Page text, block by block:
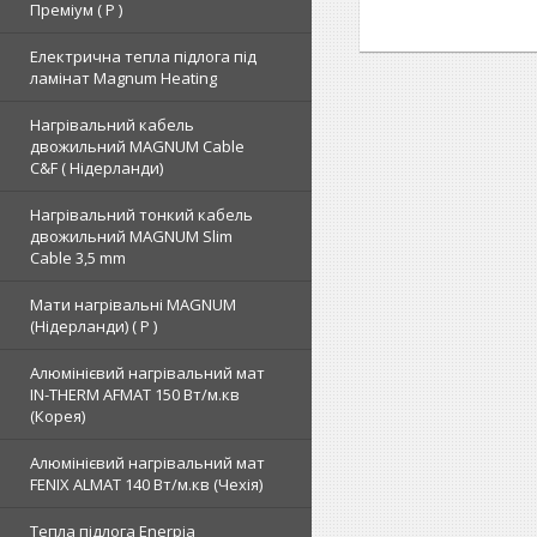
Преміум ( Р )
Електрична тепла підлога під
ламінат Magnum Heating
Нагрівальний кабель
двожильний MAGNUM Cable
C&F ( Нідерланди)
Нагрівальний тонкий кабель
двожильний MAGNUM Slim
Cable 3,5 mm
Мати нагрівальні MAGNUM
(Нідерланди) ( Р )
Алюмінієвий нагрівальний мат
IN-THERM AFMAT 150 Вт/м.кв
(Корея)
Алюмінієвий нагрівальний мат
FENIX ALMAT 140 Вт/м.кв (Чехія)
Тепла підлога Enerpia